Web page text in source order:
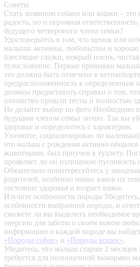
Советы
Стать хозяином собаки или кошки – это
радость, но и огромная
будущего четвероного члена семьи?
Удостоверьтесь в том, что щенок или
малыши активны, любопытны и хорошо
блестящие глазки, мокрый носик,
телосложение. Первые прививки
это должно быть отмечено в
предрасположенность к определенным
должны предоставить справки о том,
потомство прошли тесты и полностью
Не делайте выбор по фото Необходимо
будущим членом семьи лично. Так вы
здоровье и определитесь с характером.
Уточните, социализирован ли
что малыш с рождения активно
животными, был приучен к туалету.
проявляет ли он излишнюю пугливость
Обязательно поинтересуйтесь у
родителей, особенно мамы: каков их
состояние здоровья и возраст вязки.
Изучите особенности породы
особенности выбранной породы, и
сможете ли вы выделить необходимое
энергию для заботы о своем новом
информацию о каждой породе вы
«Породы собак» и «Породы кошек».
Убедитесь, что малыш старше 2 месяцев
требуется для полноценной выкормки